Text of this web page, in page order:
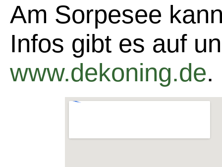
Am Sorpesee
Infos gibt es auf
www.dekoning.de.